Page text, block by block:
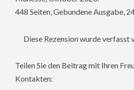
448 Seiten, Gebundene Ausgabe,
Diese Rezension wurde verfasst
Teilen Sie den Beitrag mit Ihren
Kontakten: